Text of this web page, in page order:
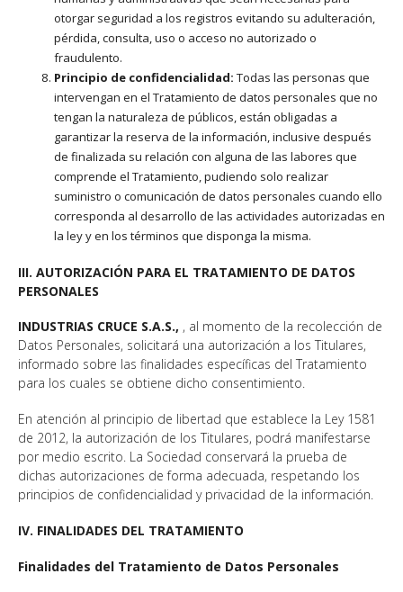
otorgar seguridad a los registros evitando su adulteración,
pérdida, consulta, uso o acceso no autorizado o
fraudulento.
Principio de confidencialidad: Todas las personas que
intervengan en el Tratamiento de datos personales que no
tengan la naturaleza de públicos, están obligadas a
garantizar la reserva de la información, inclusive después
de finalizada su relación con alguna de las labores que
comprende el Tratamiento, pudiendo solo realizar
suministro o comunicación de datos personales cuando ello
corresponda al desarrollo de las actividades autorizadas en
la ley y en los términos que disponga la misma.
III. AUTORIZACIÓN PARA EL TRATAMIENTO DE DATOS
PERSONALES
INDUSTRIAS CRUCE S.A.S., , al momento de la recolección de
Datos Personales, solicitará una autorización a los Titulares,
informado sobre las finalidades específicas del Tratamiento
para los cuales se obtiene dicho consentimiento.
En atención al principio de libertad que establece la Ley 1581
de 2012, la autorización de los Titulares, podrá manifestarse
por medio escrito. La Sociedad conservará la prueba de
dichas autorizaciones de forma adecuada, respetando los
principios de confidencialidad y privacidad de la información.
IV. FINALIDADES DEL TRATAMIENTO
Finalidades del Tratamiento de Datos Personales